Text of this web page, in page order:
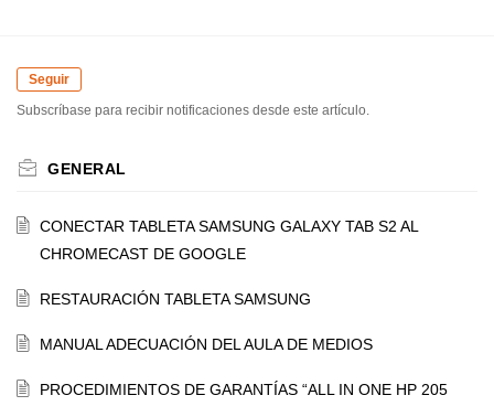
Seguir
Subscríbase para recibir notificaciones desde este artículo.
GENERAL
CONECTAR TABLETA SAMSUNG GALAXY TAB S2 AL
CHROMECAST DE GOOGLE
RESTAURACIÓN TABLETA SAMSUNG
MANUAL ADECUACIÓN DEL AULA DE MEDIOS
PROCEDIMIENTOS DE GARANTÍAS “ALL IN ONE HP 205